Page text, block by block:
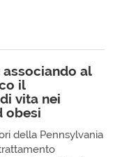
al
il
vita nei
obesi
della Pennsylvania